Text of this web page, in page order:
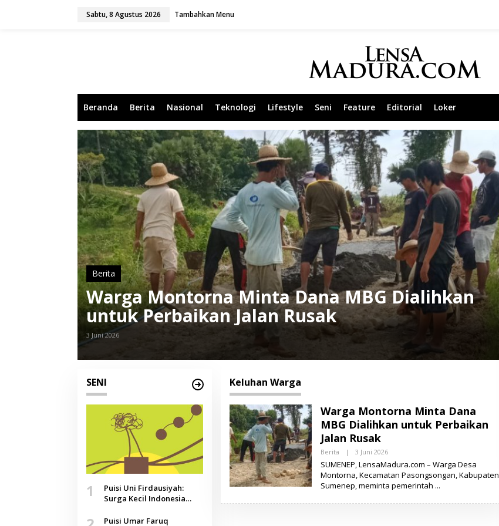
Sabtu, 8 Agustus 2026 Tambahkan Menu
Beranda Berita Nasional Teknologi Lifestyle Seni Feature Editorial Loker
Berita
Warga Montorna Minta Dana MBG Dialihkan
untuk Perbaikan Jalan Rusak
3 Juni 2026
SENI
1
Puisi Uni Firdausiyah:
Surga Kecil Indonesia
Doa yang Jauh, Narasi
Puisi Umar Faruq
Keluhan Warga
Warga Montorna Minta Dana
MBG Dialihkan untuk Perbaikan
Jalan Rusak
Berita | 3 Juni 2026O
E
H
L
E
SUMENEP, LensaMadura.com – Warga Desa
Montorna, Kecamatan Pasongsongan, Kabupaten
Sumenep, meminta pemerintah